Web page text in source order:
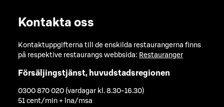
Kontakta oss
Kontaktuppgifterna till de enskilda restaurangerna finns
på respektive restaurangs webbsida: Restauranger
Försäljingstjänst, huvudstadsregionen
0300 870 020 (vardagar kl. 8.30-16.30)
51 cent/min + lna/msa